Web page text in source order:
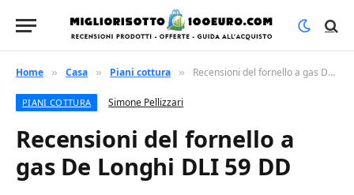
Home » Casa » Piani cottura » Recensioni del fornello a gas De Longhi DLI 59 DD
PIANI COTTURA Simone Pellizzari
Recensioni del fornello a
gas De Longhi DLI 59 DD